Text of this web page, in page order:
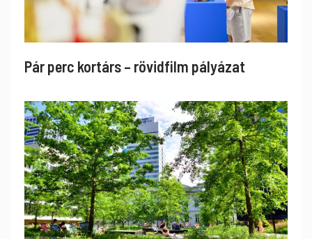
Pár perc kortárs – rövidfilm pályázat